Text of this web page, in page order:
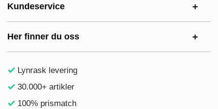
Kundeservice
Her finner du oss
Lynrask levering
30.000+ artikler
100% prismatch